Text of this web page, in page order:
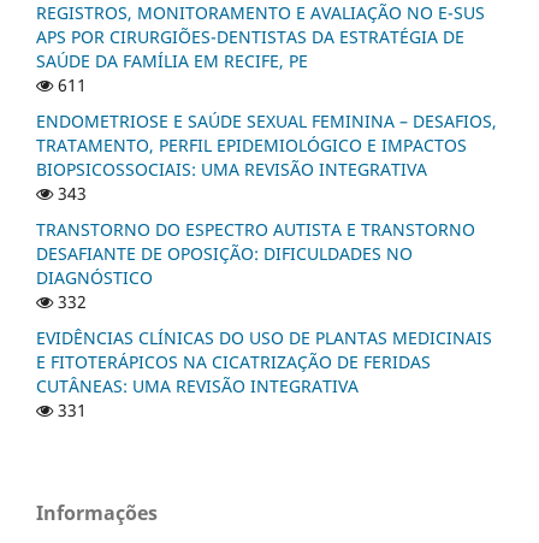
REGISTROS, MONITORAMENTO E AVALIAÇÃO NO E-SUS
APS POR CIRURGIÕES-DENTISTAS DA ESTRATÉGIA DE
SAÚDE DA FAMÍLIA EM RECIFE, PE
611
ENDOMETRIOSE E SAÚDE SEXUAL FEMININA – DESAFIOS,
TRATAMENTO, PERFIL EPIDEMIOLÓGICO E IMPACTOS
BIOPSICOSSOCIAIS: UMA REVISÃO INTEGRATIVA
343
TRANSTORNO DO ESPECTRO AUTISTA E TRANSTORNO
DESAFIANTE DE OPOSIÇÃO: DIFICULDADES NO
DIAGNÓSTICO
332
EVIDÊNCIAS CLÍNICAS DO USO DE PLANTAS MEDICINAIS
E FITOTERÁPICOS NA CICATRIZAÇÃO DE FERIDAS
CUTÂNEAS: UMA REVISÃO INTEGRATIVA
331
Informações